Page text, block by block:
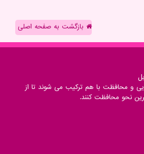
بازگشت به صفحه اصلی
و محافظت با هم ترکیب می شوند تا از
نحو محافظت کنند.